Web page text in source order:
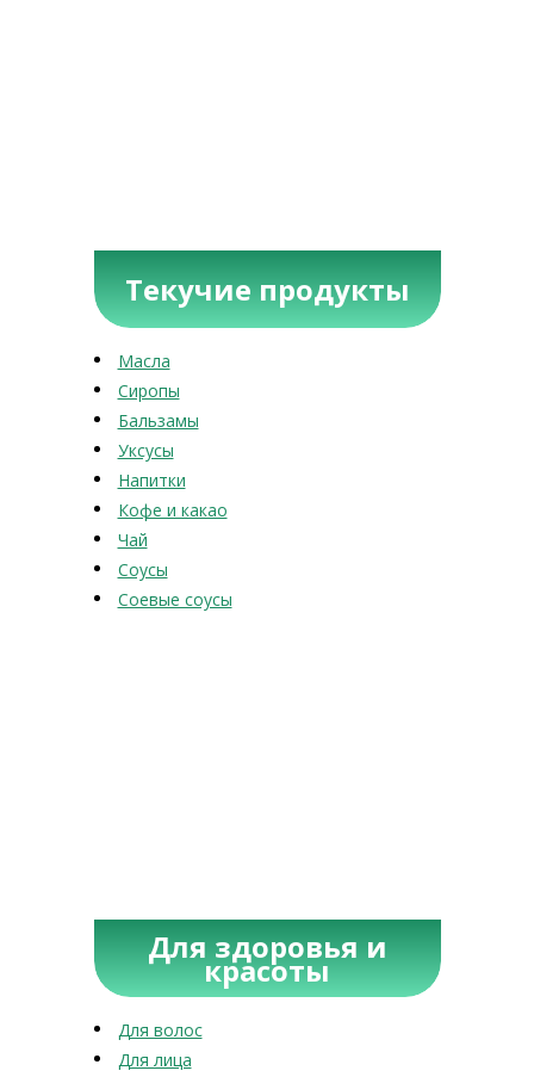
Текучие продукты
Масла
Сиропы
Бальзамы
Уксусы
Напитки
Кофе и какао
Чай
Соусы
Соевые соусы
Для здоровья и
красоты
Для волос
Для лица